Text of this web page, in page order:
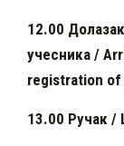
12.00
учесника /
registration
13.00 Ручак /